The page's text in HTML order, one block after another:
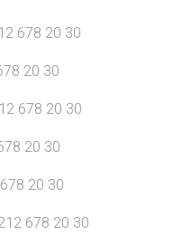
678 20 30
20 30
678 20 30
20 30
20 30
678 20 30